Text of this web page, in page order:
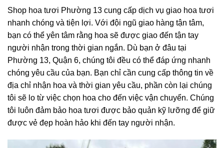
Shop hoa tươi Phường 13 cung cấp dịch vụ giao hoa tươi
nhanh chóng và tiện lợi. Với đội ngũ giao hàng tận tâm,
bạn có thể yên tâm rằng hoa sẽ được giao đến tận tay
người nhận trong thời gian ngắn. Dù bạn ở đâu tại
Phường 13, Quận 6, chúng tôi đều có thể đáp ứng nhanh
chóng yêu cầu của bạn. Bạn chỉ cần cung cấp thông tin về
địa chỉ nhận hoa và thời gian yêu cầu, phần còn lại chúng
tôi sẽ lo từ việc chọn hoa cho đến việc vận chuyển. Chúng
tôi luôn đảm bảo hoa tươi được bảo quản kỹ lưỡng để giữ
được vẻ đẹp hoàn hảo khi đến tay người nhận.